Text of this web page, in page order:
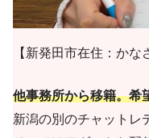
【新発田市在住：かな
他事務所から移籍。希
新潟の別のチャットレ